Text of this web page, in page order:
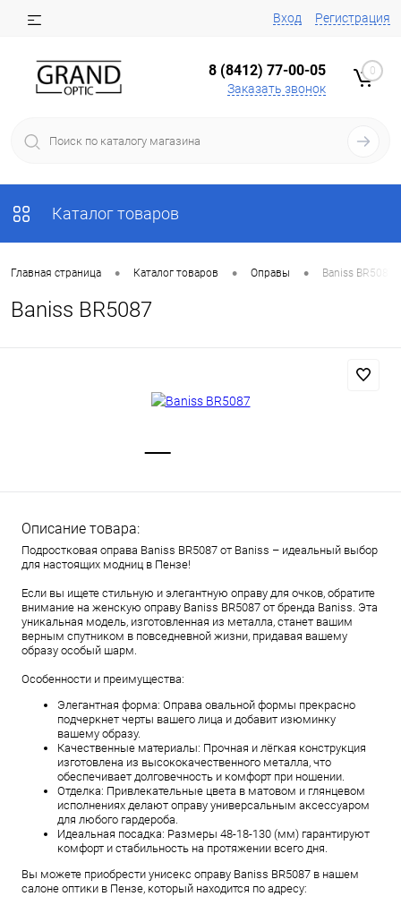
Вход Регистрация
8 (8412) 77-00-05
Заказать звонок
0
Каталог товаров
Главная страница • Каталог товаров • Оправы • Baniss BR5087
Baniss BR5087
Описание товара:
Подростковая оправа Baniss BR5087 от Baniss – идеальный выбор
для настоящих модниц в Пензе!
Если вы ищете стильную и элегантную оправу для очков, обратите
внимание на женскую оправу Baniss BR5087 от бренда Baniss. Эта
уникальная модель, изготовленная из металла, станет вашим
верным спутником в повседневной жизни, придавая вашему
образу особый шарм.
Особенности и преимущества:
Элегантная форма: Оправа овальной формы прекрасно
подчеркнет черты вашего лица и добавит изюминку
вашему образу.
Качественные материалы: Прочная и лёгкая конструкция
изготовлена из высококачественного металла, что
обеспечивает долговечность и комфорт при ношении.
Отделка: Привлекательные цвета в матовом и глянцевом
исполнениях делают оправу универсальным аксессуаром
для любого гардероба.
Идеальная посадка: Размеры 48-18-130 (мм) гарантируют
комфорт и стабильность на протяжении всего дня.
Вы можете приобрести унисекс оправу Baniss BR5087 в нашем
салоне оптики в Пензе, который находится по адресу: